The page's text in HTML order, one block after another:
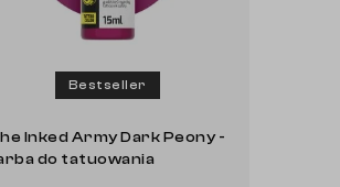
Bestseller
Inked Army Dark Peony -
do tatuowania